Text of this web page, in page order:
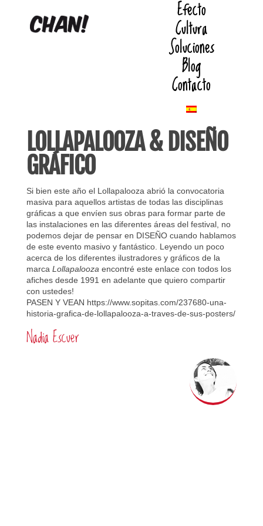
Efecto
Cultura
Soluciones
Blog
Contacto
LOLLAPALOOZA & DISEÑO
GRÁFICO
Si bien este año el Lollapalooza abrió la convocatoria
masiva para aquellos artistas de todas las disciplinas
gráficas a que envíen sus obras para formar parte de
las instalaciones en las diferentes áreas del festival, no
podemos dejar de pensar en DISEÑO cuando hablamos
de este evento masivo y fantástico. Leyendo un poco
acerca de los diferentes ilustradores y gráficos de la
marca Lollapalooza encontré este enlace con todos los
afiches desde 1991 en adelante que quiero compartir
con ustedes!
PASEN Y VEAN https://www.sopitas.com/237680-una-
historia-grafica-de-lollapalooza-a-traves-de-sus-posters/
Nadia Escuer